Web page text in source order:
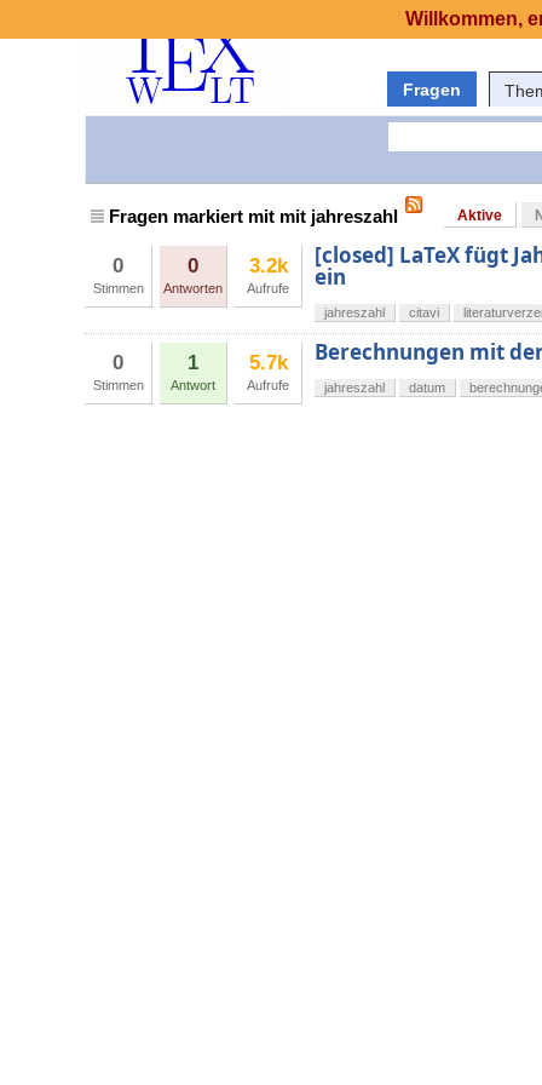
Fragen
Fragen markiert mit mit jahreszahl Aktive
0
Stimmen
0
Antworten
3.2k
Aufrufe
[closed] LaTeX fügt
ein
jahreszahl citavi
0
Stimmen
1
Antwort
5.7k
Aufrufe
Berechnungen mit
jahreszahl datum
Willkommen,